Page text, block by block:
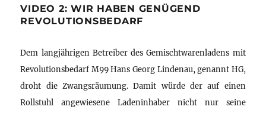
VIDEO 2: WIR HABEN GENÜGEND
REVOLUTIONSBEDARF
Dem langjährigen Betreiber des Gemischtwarenladens mit
Revolutionsbedarf M99 Hans Georg Lindenau, genannt HG,
droht die Zwangsräumung. Damit würde der auf einen
Rollstuhl angewiesene Ladeninhaber nicht nur seine